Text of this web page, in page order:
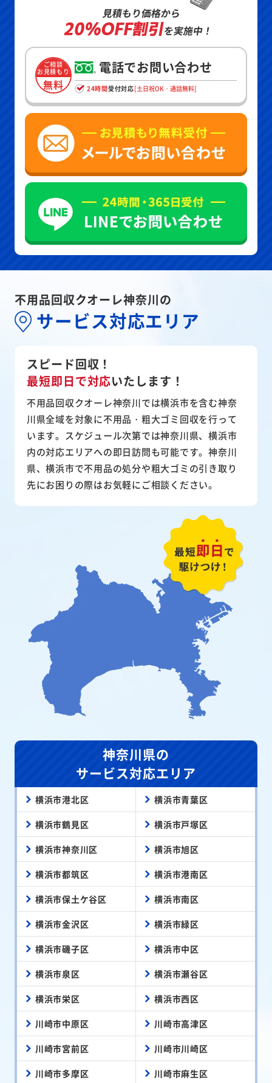
見積もり価格から
20%OFF割引を実施中！
ご相談
お見積もり
無料
電話でお問い合わせ
24時間受付対応[土日祝OK・通話無料]
不用品回収クオーレ神奈川の
サービス対応エリア
スピード回収！
最短即日で対応いたします！
不用品回収クオーレ神奈川では横浜市を含む神奈
川県全域を対象に不用品・粗大ゴミ回収を行って
います。スケジュール次第では神奈川県、横浜市
内の対応エリアへの即日訪問も可能です。神奈川
県、横浜市で不用品の処分や粗大ゴミの引き取り
先にお困りの際はお気軽にご相談ください。
神奈川県の
サービス対応エリア
横浜市港北区 横浜市青葉区
横浜市鶴見区 横浜市戸塚区
横浜市神奈川区 横浜市旭区
横浜市都筑区 横浜市港南区
横浜市保土ケ谷区 横浜市南区
横浜市金沢区 横浜市緑区
横浜市磯子区 横浜市中区
横浜市泉区 横浜市瀬谷区
横浜市栄区 横浜市西区
川崎市中原区 川崎市高津区
川崎市宮前区 川崎市川崎区
川崎市多摩区 川崎市麻生区